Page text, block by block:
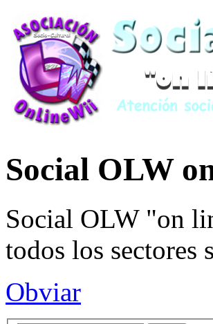
Social OLW
Social OLW "on
todos los sectores
Obviar